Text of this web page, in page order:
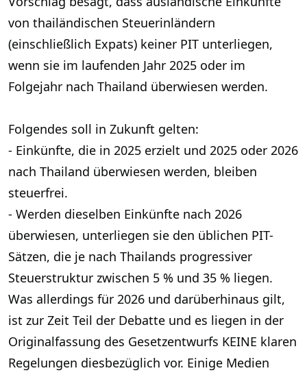
von thailändischen Steuerinländern
(einschließlich Expats) keiner PIT unterliegen,
wenn sie im laufenden Jahr 2025 oder im
Folgejahr nach Thailand überwiesen werden.
Folgendes soll in Zukunft gelten:
- Einkünfte, die in 2025 erzielt und 2025 oder 2026
nach Thailand überwiesen werden, bleiben
steuerfrei.
- Werden dieselben Einkünfte nach 2026
überwiesen, unterliegen sie den üblichen PIT-
Sätzen, die je nach Thailands progressiver
Steuerstruktur zwischen 5 % und 35 % liegen.
Was allerdings für 2026 und darüberhinaus gilt,
ist zur Zeit Teil der Debatte und es liegen in der
Originalfassung des Gesetzentwurfs KEINE klaren
Regelungen diesbezüglich vor. Einige Medien